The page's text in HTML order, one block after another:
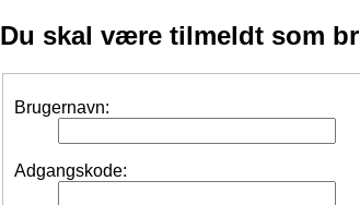
Du skal være tilmeldt som
Brugernavn:
Adgangskode: